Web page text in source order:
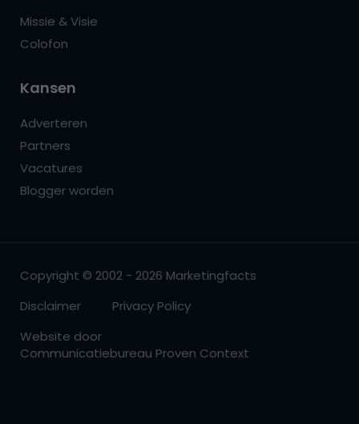
Missie & Visie
Colofon
Kansen
Adverteren
Partners
Vacatures
Blogger worden
Copyright © 2002 - 2026 Marketingfacts
Disclaimer
Privacy Policy
Website door
Communicatiebureau Proven Context